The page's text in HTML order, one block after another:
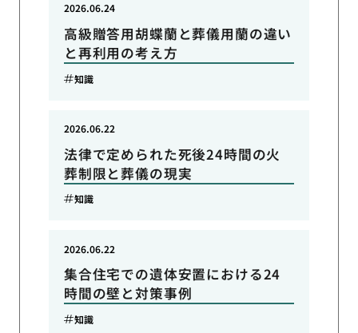
高級贈答用胡蝶蘭と葬儀用蘭の違い
と再利用の考え方
2026.06.24
知識
法律で定められた死後24時間の火
葬制限と葬儀の現実
2026.06.22
知識
集合住宅での遺体安置における24
時間の壁と対策事例
2026.06.22
知識